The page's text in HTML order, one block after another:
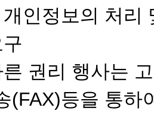
인정보의 처리
권리 행사는
(FAX)등을 통